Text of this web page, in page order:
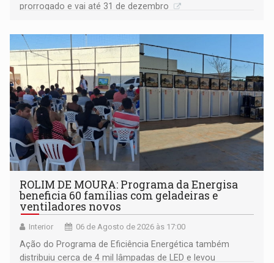
prorrogado e vai até 31 de dezembro
ROLIM DE MOURA: Programa da Energisa
beneficia 60 famílias com geladeiras e
ventiladores novos
Interior 06 de Agosto de 2026 às 17:00
Ação do Programa de Eficiência Energética também
distribuiu cerca de 4 mil lâmpadas de LED e levou